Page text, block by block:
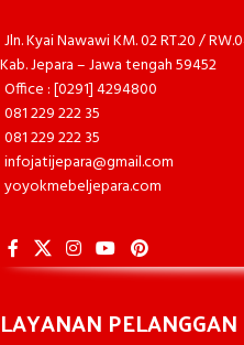
Jln. Kyai Nawawi KM. 02 RT.20 /
Kab. Jepara – Jawa tengah 59452
Office : [0291] 4294800
081 229 222 35
081 229 222 35
infojatijepara@gmail.com
yoyokmebeljepara.com
LAYANAN PELANGGAN